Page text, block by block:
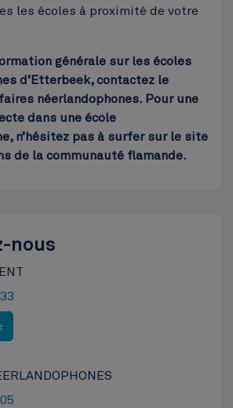
les écoles à proximité de votre
générale sur les écoles
d’Etterbeek, contactez le
néerlandophones. Pour une
dans une école
n’hésitez pas à surfer sur le site
de la communauté flamande.
nous